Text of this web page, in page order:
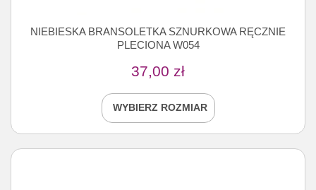
NIEBIESKA BRANSOLETKA SZNURKOWA RĘCZNIE
PLECIONA W054
37,00 zł
WYBIERZ ROZMIAR